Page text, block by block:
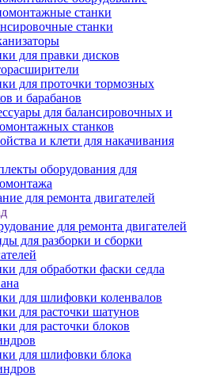
станки
станки
для правки дисков
для проточки тормозных
и барабанов
для балансировочных и
станков
и клети для накачивания
оборудования для
для ремонта двигателей
для ремонта двигателей
для разборки и сборки
для обработки фаски седла
для шлифовки коленвалов
для расточки шатунов
для расточки блоков
для шлифовки блока